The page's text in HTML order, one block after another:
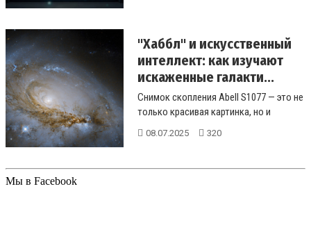
"Хаббл" и искусственный
интеллект: как изучают
искаженные галакти...
Снимок скопления Abell S1077 — это не
только красивая картинка, но и
огромный массив данных, д...
08.07.2025 320
Мы в Facebook